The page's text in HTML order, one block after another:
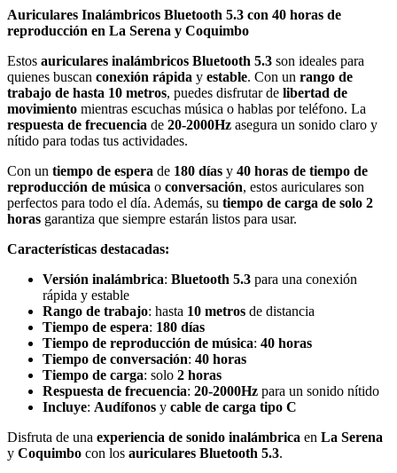
Auriculares Inalámbricos Bluetooth 5.3 con 40 horas de
reproducción en La Serena y Coquimbo
Estos auriculares inalámbricos Bluetooth 5.3 son ideales para
quienes buscan conexión rápida y estable. Con un rango de
trabajo de hasta 10 metros, puedes disfrutar de libertad de
movimiento mientras escuchas música o hablas por teléfono. La
respuesta de frecuencia de 20-2000Hz asegura un sonido claro y
nítido para todas tus actividades.
Con un tiempo de espera de 180 días y 40 horas de tiempo de
reproducción de música o conversación, estos auriculares son
perfectos para todo el día. Además, su tiempo de carga de solo 2
horas garantiza que siempre estarán listos para usar.
Características destacadas:
Versión inalámbrica: Bluetooth 5.3 para una conexión
rápida y estable
Rango de trabajo: hasta 10 metros de distancia
Tiempo de espera: 180 días
Tiempo de reproducción de música: 40 horas
Tiempo de conversación: 40 horas
Tiempo de carga: solo 2 horas
Respuesta de frecuencia: 20-2000Hz para un sonido nítido
Incluye: Audífonos y cable de carga tipo C
Disfruta de una experiencia de sonido inalámbrica en La Serena
y Coquimbo con los auriculares Bluetooth 5.3.